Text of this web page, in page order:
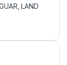
,LAND